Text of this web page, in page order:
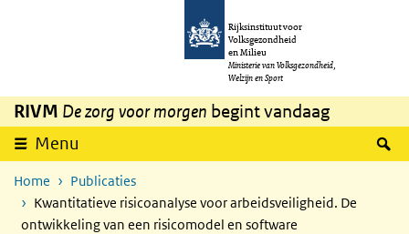
Overslaan en naar de inhoud gaan
Rijksinstituut voor
Volksgezondheid
en Milieu
Ministerie van Volksgezondheid,
Welzijn en Sport
RIVM De zorg voor morgen begint vandaag
Menu
Home
Publicaties
Kwantitatieve risicoanalyse voor arbeidsveiligheid. De
ontwikkeling van een risicomodel en software